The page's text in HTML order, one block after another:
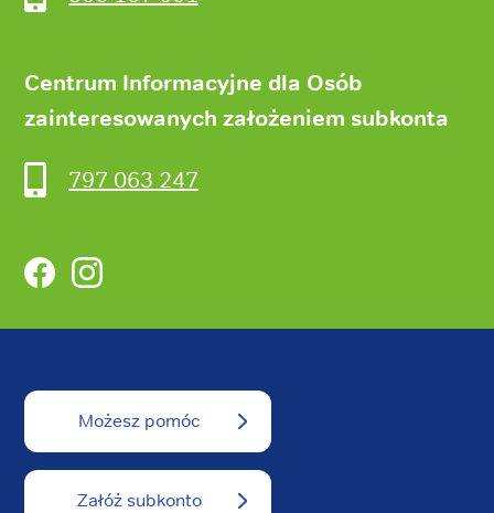
Centrum Informacyjne dla Osób
zainteresowanych założeniem subkonta
797 063 247
FacebookInstagram
Możesz pomóc
Załóż subkonto